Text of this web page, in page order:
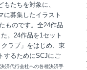
たちを対象に、
に募集したイラスト
ものです。全24作品
。24作品を1セット
ラブ」をはじめ、東
するためにSCJにご
済代行会社への各種決済手